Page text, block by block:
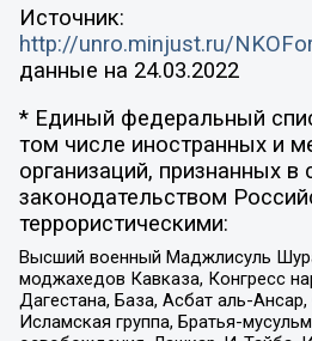
Источник:
http://unro.minjust.ru/
данные на 24.03.2022
* Единый федеральный
том числе иностранных и
организаций, признанных в
законодательством
террористическими:
Высший военный Маджлисуль
моджахедов Кавказа, Конгресс
Дагестана, База, Асбат аль-
Исламская группа, Братья-